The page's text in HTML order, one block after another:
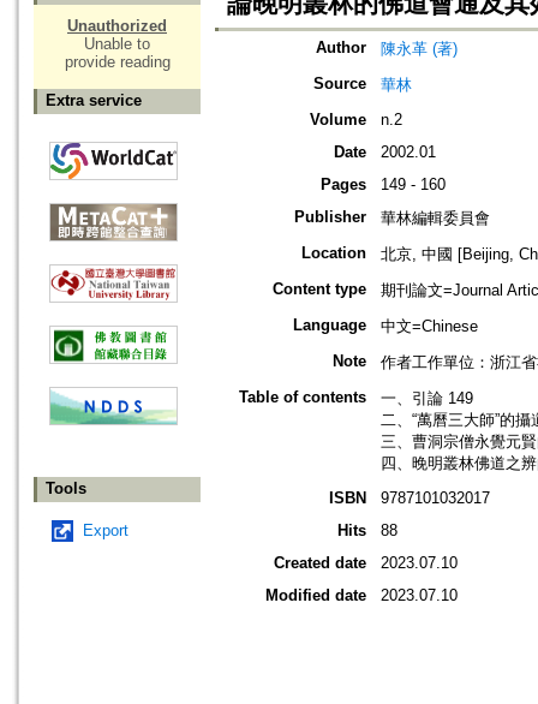
Unauthorized
Unable to
provide reading
Extra service
Tools
Export
Author
陳永革 (著)
Source
華林
Volume
n.2
Date
2002.01
Pages
149 - 160
Publisher
華林編輯委員會
Location
北京, 中國 [Beijing,
Content type
期刊論文=Journal
Language
中文=Chinese
Note
作者工作單位：浙江
Table of contents
一、引論 149
二、“萬曆三大師”的攝
三、曹洞宗僧永覺元
四、晚明叢林佛道之
ISBN
9787101032017
Hits
88
Created date
2023.07.10
Modified date
2023.07.10